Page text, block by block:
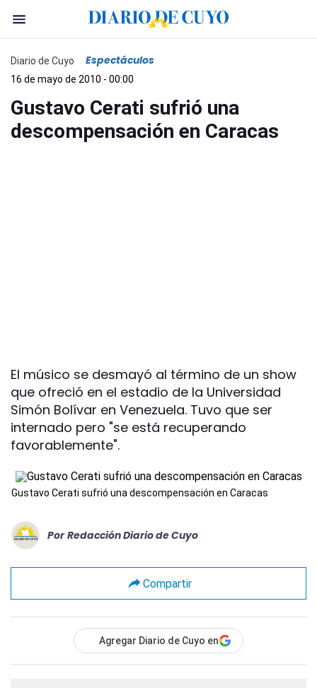
Diario de Cuyo Espectáculos
16 de mayo de 2010 - 00:00
Gustavo Cerati sufrió una
descompensación en Caracas
El músico se desmayó al término de un show
que ofreció en el estadio de la Universidad
Simón Bolívar en Venezuela. Tuvo que ser
internado pero "se está recuperando
favorablemente".
Gustavo Cerati sufrió una descompensación en Caracas
Por Redacción Diario de Cuyo
Compartir
Agregar Diario de Cuyo en